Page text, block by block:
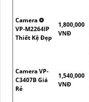
Camera ❂
VP-M2264IP
Thiết Kệ Đẹp
1,800,000
VNĐ
Camera VP-
C3407B Giá
Rẻ
1,540,000
VNĐ